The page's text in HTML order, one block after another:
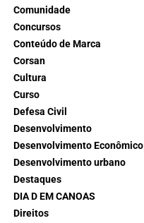
Comunidade
Concursos
Conteúdo de Marca
Corsan
Cultura
Curso
Defesa Civil
Desenvolvimento
Desenvolvimento Econômico
Desenvolvimento urbano
Destaques
DIA D EM CANOAS
Direitos